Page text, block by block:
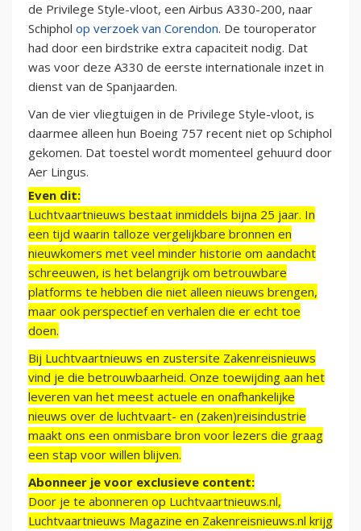
de Privilege Style-vloot, een Airbus A330-200, naar
Schiphol op verzoek van Corendon. De touroperator
had door een birdstrike extra capaciteit nodig. Dat
was voor deze A330 de eerste internationale inzet in
dienst van de Spanjaarden.
Van de vier vliegtuigen in de Privilege Style-vloot, is
daarmee alleen hun Boeing 757 recent niet op Schiphol
gekomen. Dat toestel wordt momenteel gehuurd door
Aer Lingus.
Even dit:
Luchtvaartnieuws bestaat inmiddels bijna 25 jaar. In
een tijd waarin talloze vergelijkbare bronnen en
nieuwkomers met veel minder historie om aandacht
schreeuwen, is het belangrijk om betrouwbare
platforms te hebben die niet alleen nieuws brengen,
maar ook perspectief en verhalen die er echt toe
doen.
Bij Luchtvaartnieuws en zustersite Zakenreisnieuws
vind je die betrouwbaarheid. Onze toewijding aan het
leveren van het meest actuele en onafhankelijke
nieuws over de luchtvaart- en (zaken)reisindustrie
maakt ons een onmisbare bron voor lezers die graag
een stap voor willen blijven.
Abonneer je voor exclusieve content:
Door je te abonneren op Luchtvaartnieuws.nl,
Luchtvaartnieuws Magazine en Zakenreisnieuws.nl krijg